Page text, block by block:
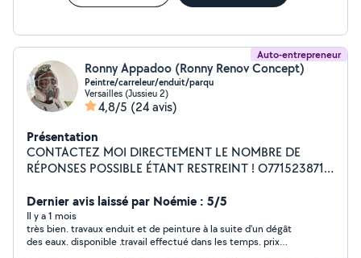
Auto-entrepreneur
Ronny Appadoo (Ronny Renov Concept)
Peintre/carreleur/enduit/parqu
Versailles (Jussieu 2)
4,8/5 (24 avis)
Présentation
CONTACTEZ MOI DIRECTEMENT LE NOMBRE DE
RÉPONSES POSSIBLE ÉTANT RESTREINT ! O771523871
,enduit placo bandes carrelage et parquet Travail de
qualité (+ 17ans d expériences) Très minutieux et outiller
Avec ou sans facture N'hésitait pas à me contacter via
le site où via Facebook O771523871
Dernier avis laissé par Noémie : 5/5
Il y a 1 mois
très bien. travaux enduit et de peinture à la suite d'un dégât
des eaux. disponible .travail effectué dans les temps. prix